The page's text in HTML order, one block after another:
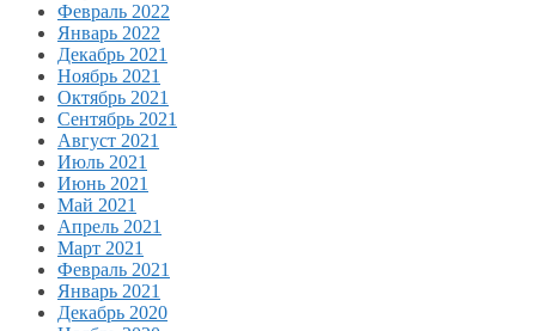
Февраль 2022
Январь 2022
Декабрь 2021
Ноябрь 2021
Октябрь 2021
Сентябрь 2021
Август 2021
Июль 2021
Июнь 2021
Май 2021
Апрель 2021
Март 2021
Февраль 2021
Январь 2021
Декабрь 2020